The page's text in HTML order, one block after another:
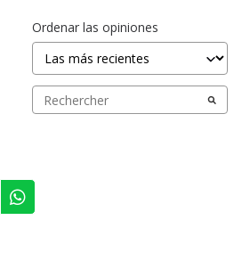
Ordenar las opiniones